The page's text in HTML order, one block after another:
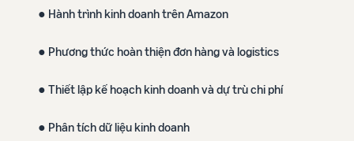
● Hành trình kinh doanh trên Amazon
● Phương thức hoàn thiện đơn hàng và logistics
● Thiết lập kế hoạch kinh doanh và dự trù chi phí
● Phân tích dữ liệu kinh doanh